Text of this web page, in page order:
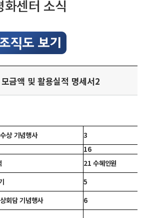
화센터 소식
금액 및 활용실적 명세서2
상 기념행사 3
16
21 수혜인원
5
회담 기념행사
6